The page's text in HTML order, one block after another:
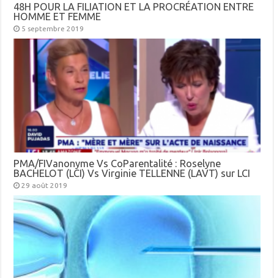
48H POUR LA FILIATION ET LA PROCRÉATION ENTRE
HOMME ET FEMME
5 septembre 2019
PMA/FIVanonyme Vs CoParentalité : Roselyne
BACHELOT (LCI) Vs Virginie TELLENNE (LAVT) sur LCI
29 août 2019